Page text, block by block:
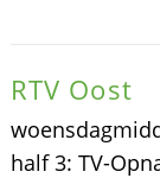
RTV Oost
half 3: TV-